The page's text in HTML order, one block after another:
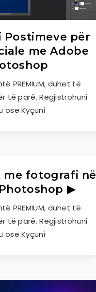
Postimeve për
me Adobe
PREMIUM, duhet të
të parë. Regjistrohuni
ose Kyçuni
me fotografi në
▶
PREMIUM, duhet të
të parë. Regjistrohuni
ose Kyçuni